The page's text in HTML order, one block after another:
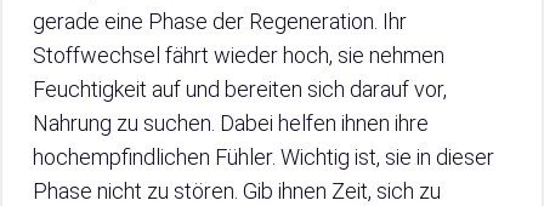
gerade eine Phase der Regeneration. Ihr
Stoffwechsel fährt wieder hoch, sie nehmen
Feuchtigkeit auf und bereiten sich darauf vor,
Nahrung zu suchen. Dabei helfen ihnen ihre
hochempfindlichen Fühler. Wichtig ist, sie in dieser
Phase nicht zu stören. Gib ihnen Zeit, sich zu